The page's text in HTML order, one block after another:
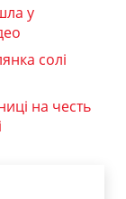
у
солі
на честь